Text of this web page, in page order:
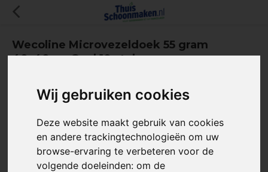
Wij gebruiken cookies
Deze website maakt gebruik van cookies
en andere trackingtechnologieën om uw
browse-ervaring te verbeteren voor de
volgende doeleinden:om de
Wecoline Microvezeldoek 55 gram
40x40cm Geel 10 stuks